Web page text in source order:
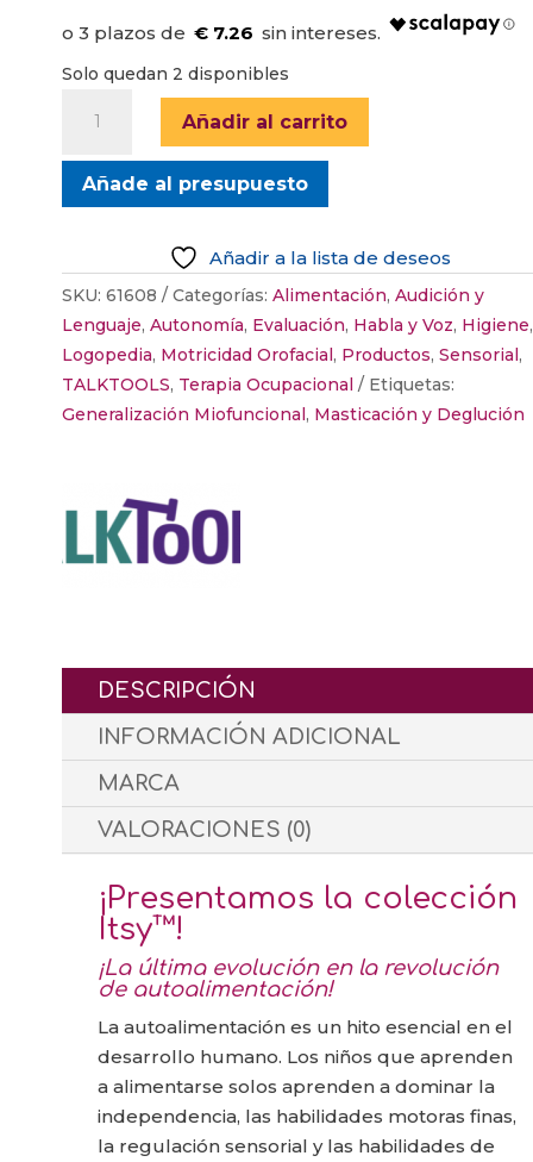
€ 7.26
Solo quedan 2 disponibles
ITSY
TALKTOOLS
cantidad
Añadir al carrito
Añade al presupuesto
Añadir a la lista de deseos
SKU: 61608 Categorías: Alimentación, Audición y
Lenguaje, Autonomía, Evaluación, Habla y Voz, Higiene,
Logopedia, Motricidad Orofacial, Productos, Sensorial,
TALKTOOLS, Terapia Ocupacional
Etiquetas:
Generalización Miofuncional, Masticación y Deglución
DESCRIPCIÓN
INFORMACIÓN ADICIONAL
MARCA
VALORACIONES (0)
¡Presentamos la colección
Itsy™!
¡La última evolución en la revolución
de autoalimentación!
La autoalimentación es un hito esencial en el
desarrollo humano. Los niños que aprenden
a alimentarse solos aprenden a dominar la
independencia, las habilidades motoras finas,
la regulación sensorial y las habilidades de